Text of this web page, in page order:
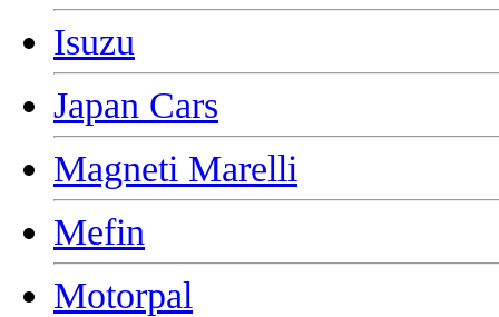
Isuzu
Japan Cars
Magneti Marelli
Mefin
Motorpal